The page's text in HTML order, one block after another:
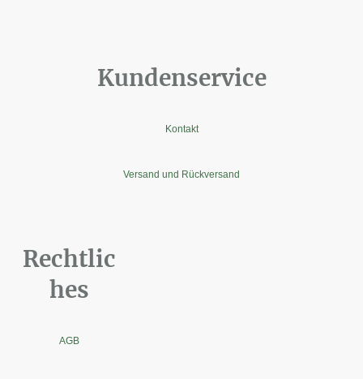
Kundenservice
Kontakt
Versand und Rückversand
Rechtlic
hes
AGB